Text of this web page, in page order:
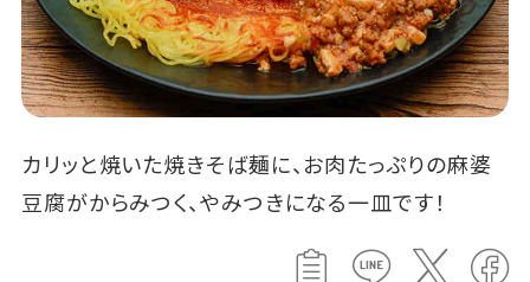
カリッと焼いた焼きそば麺に、お肉たっぷりの麻婆
豆腐がからみつく、やみつきになる一皿です！